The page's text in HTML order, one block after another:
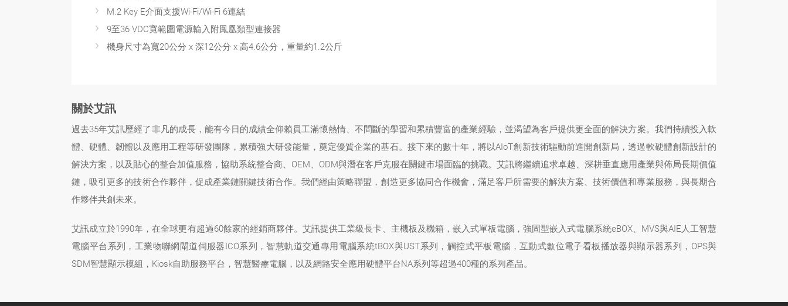
M.2 Key E介面支援Wi-Fi/Wi-Fi 6連結
9至36 VDC寬範圍電源輸入附鳳凰類型連接器
機身尺寸為寬20公分 x 深12公分 x 高4.6公分，重量約1.2公斤
關於艾訊
過去35年艾訊歷經了非凡的成長，能有今日的成績全仰賴員工滿懷熱情、不間斷的學習和累積豐富的產業經驗，並渴望為客戶提供更全面的解決方案。我們持續投入軟
體、硬體、韌體以及應用工程等研發團隊，累積強大研發能量，奠定優質企業的基石。接下來的數十年，將以AIoT創新技術驅動前進開創新局，透過軟硬體創新設計的
解決方案，以及貼心的整合加值服務，協助系統整合商、OEM、ODM與潛在客戶克服在關鍵市場面臨的挑戰。艾訊將繼續追求卓越、深耕垂直應用產業與佈局長期價值
鏈，吸引更多的技術合作夥伴，促成產業鏈關鍵技術合作。我們經由策略聯盟，創造更多協同合作機會，滿足客戶所需要的解決方案、技術價值和專業服務，與長期合
作夥伴共創未來。
艾訊成立於1990年，在全球更有超過60餘家的經銷商夥伴。艾訊提供工業級長卡、主機板及機箱，嵌入式單板電腦，強固型嵌入式電腦系統eBOX、MVS與AIE人工智慧
電腦平台系列，工業物聯網閘道伺服器ICO系列，智慧軌道交通專用電腦系統tBOX與UST系列，觸控式平板電腦，互動式數位電子看板播放器與顯示器系列，OPS與
SDM智慧顯示模組，Kiosk自助服務平台，智慧醫療電腦，以及網路安全應用硬體平台NA系列等超過400種的系列產品。